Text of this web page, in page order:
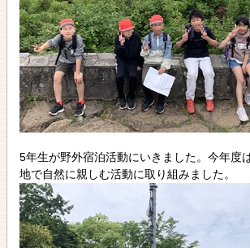
5年生が野外宿泊活動にいきました。今年度
地で自然に親しむ活動に取り組みました。